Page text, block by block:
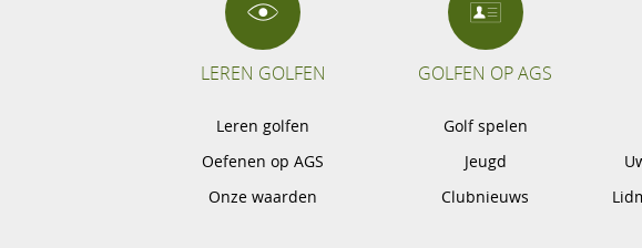
LEREN GOLFEN
Leren golfen
Oefenen op AGS
Onze waarden
GOLFEN OP AGS
Golf spelen
Jeugd
Clubnieuws